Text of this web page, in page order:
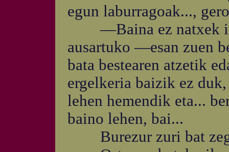
egun laburragoak...,
—Baina ez natxek
ausartuko —esan zuen
bata bestearen atzetik
ergelkeria baizik ez
lehen hemendik eta...
baino lehen, bai...
Burezur zuri bat